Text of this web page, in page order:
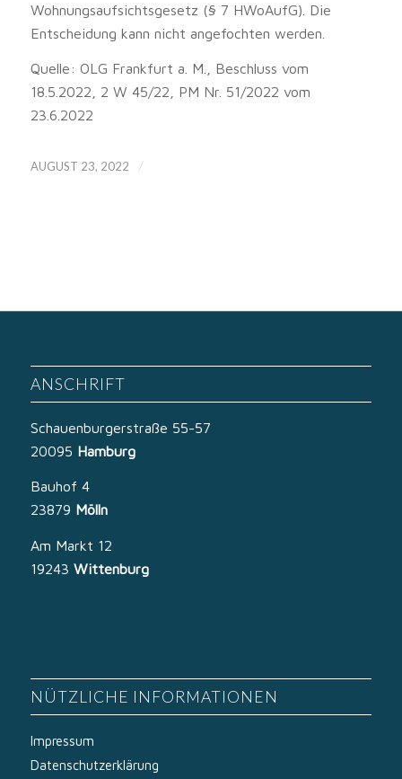
Wohnungsaufsichtsgesetz (§ 7 HWoAufG). Die
Entscheidung kann nicht angefochten werden.
Quelle: OLG Frankfurt a. M., Beschluss vom
18.5.2022, 2 W 45/22, PM Nr. 51/2022 vom
23.6.2022
AUGUST 23, 2022 /
ANSCHRIFT
Schauenburgerstraße 55-57
20095 Hamburg
Bauhof 4
23879 Mölln
Am Markt 12
19243 Wittenburg
NÜTZLICHE INFORMATIONEN
Impressum
Datenschutzerklärung